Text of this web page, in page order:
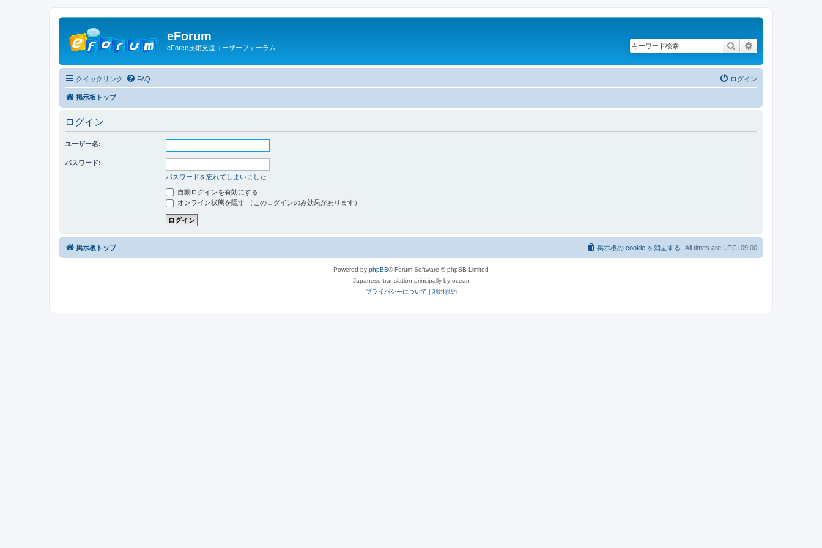
eForum
eForce技術支援ユーザーフォーラム 検索
クイックリンク FAQ ログイン
掲示板トップ
ログイン
ユーザー名:
パスワード:
パスワードを忘れてしまいました
自動ログインを有効にする
オンライン状態を隠す （このログインのみ効果があります）
掲示板トップ All times are UTC+09:00
掲示板の cookie を消去する
Powered by phpBB® Forum Software © phpBB Limited
Japanese translation principally by ocean
プライバシーについて | 利用規約